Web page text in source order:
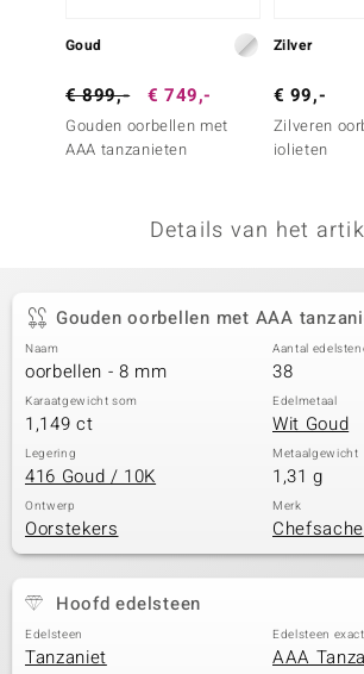
Goud
€ 899,- € 749,-
Gouden oorbellen met
AAA tanzanieten
Zilver
€ 99,-
Zilveren
iolieten
Details van het
Gouden oorbellen met AAA
Naam
oorbellen - 8 mm
Aantal
38
Karaatgewicht som
1,149 ct
Edelmetaal
Wit Goud
Legering
416 Goud / 10K
Metaalgewicht
1,31 g
Ontwerp
Oorstekers
Merk
Chefsache
Hoofd edelsteen
Edelsteen
Tanzaniet
Edelsteen exact
AAA